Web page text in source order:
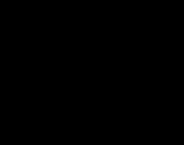
одинаковые парни
бьют, кидаясь
тащат за руки и за ноги
протестах в начале
в начале нулевых,